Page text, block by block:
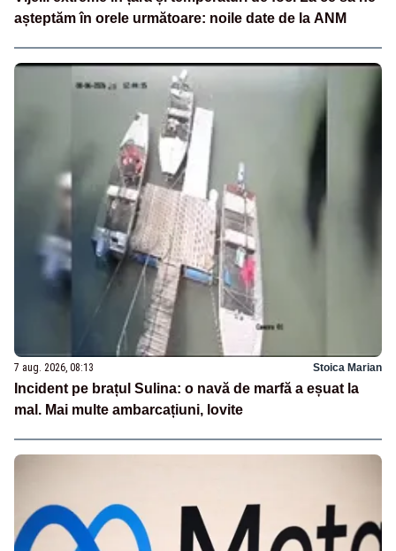
așteptăm în orele următoare: noile date de la ANM
7 aug. 2026, 08:13 Stoica Marian
Incident pe brațul Sulina: o navă de marfă a eșuat la
mal. Mai multe ambarcațiuni, lovite